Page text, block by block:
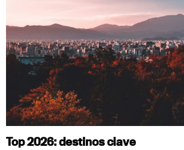
Top 2026: destinos clave